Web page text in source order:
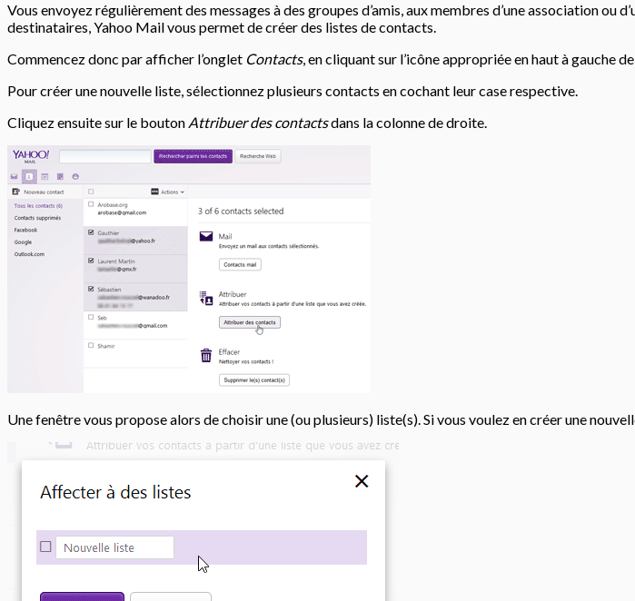
Vous envoyez régulièrement des messages à des groupes d’amis, aux membres d’une association
destinataires, Yahoo Mail vous permet de créer des listes de contacts.
Commencez donc par afficher l’onglet Contacts, en cliquant sur l’icône appropriée en haut à gauche
Pour créer une nouvelle liste, sélectionnez plusieurs contacts en cochant leur case respective.
Cliquez ensuite sur le bouton Attribuer des contactsdans la colonne de droite.
Une fenêtre vous propose alors de choisir une (ou plusieurs) liste(s). Si vous voulez en créer une